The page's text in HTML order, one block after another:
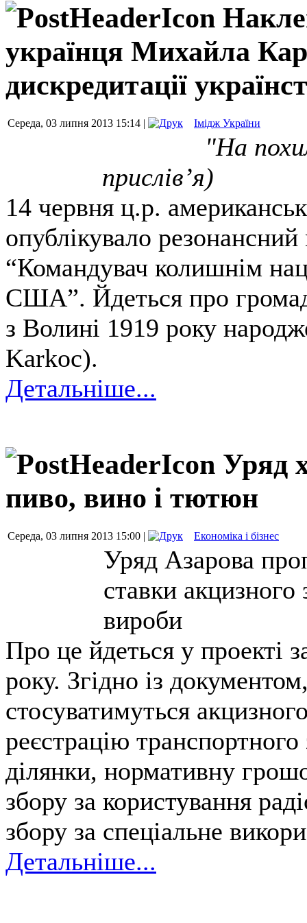
українця Михайла
дискредитації
Середа, 03 липня 2013 15:14 | Імідж України
"На похилу
прислів’я)
14 червня ц.р.
опублікувало
“Командувач колишнім
США”. Йдеться про
з Волині 1919 року
Karkoc).
Детальніше...
Уряд
пиво, вино і тютюн
Середа, 03 липня 2013 15:00 | Економіка і бізнес
Уряд Азарова
ставки
вироби
Про це йдеться у проекті
року. Згідно із
стосуватимуться
реєстрацію
ділянки, нормативну
збору за користування
збору за спеціальне
Детальніше...